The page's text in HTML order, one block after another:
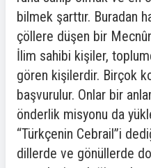
bilmek şarttır. Buradan
çöllere düşen bir
İlim sahibi kişiler,
gören kişilerdir. Birçok
başvurulur. Onlar bir
önderlik misyonu da
“Türkçenin Cebrail”i
dillerde ve gönüllerde